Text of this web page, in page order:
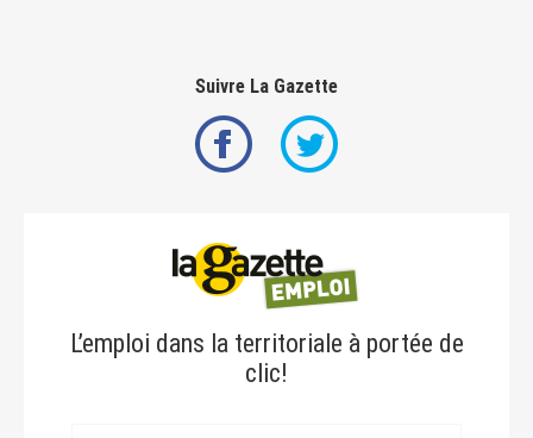
Suivre La Gazette
L’emploi dans la territoriale à portée de
clic!